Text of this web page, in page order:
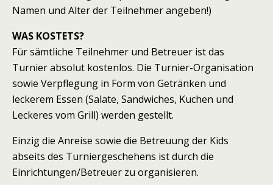
Namen und Alter der Teilnehmer angeben!)
WAS KOSTETS?
Für sämtliche Teilnehmer und Betreuer ist das
Turnier absolut kostenlos. Die Turnier-Organisation
sowie Verpflegung in Form von Getränken und
leckerem Essen (Salate, Sandwiches, Kuchen und
Leckeres vom Grill) werden gestellt.
Einzig die Anreise sowie die Betreuung der Kids
abseits des Turniergeschehens ist durch die
Einrichtungen/Betreuer zu organisieren.